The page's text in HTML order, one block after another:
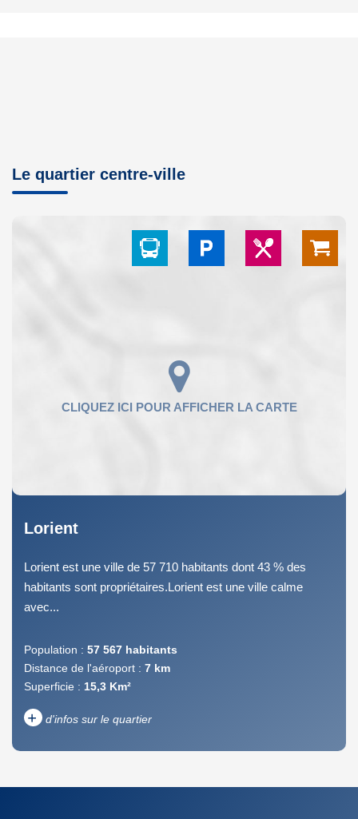
Le quartier centre-ville
Lorient
Lorient est une ville de 57 710 habitants dont 43 % des
habitants sont propriétaires.Lorient est une ville calme
avec...
Population : 57 567 habitants
Distance de l'aéroport : 7 km
Superficie : 15,3 Km²
+ d'infos sur le quartier